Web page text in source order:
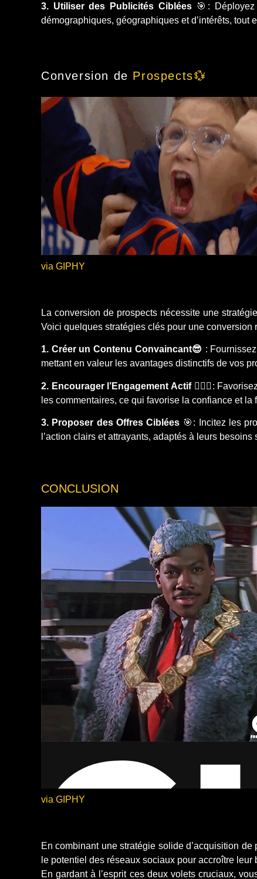
3. Utiliser des Publicités Ciblées🎯: Déployez
démographiques, géographiques et d’intérêts,
Conversion de Prospects💱
via GIPHY
La conversion de prospects nécessite une
Voici quelques stratégies clés pour une
1. Créer un Contenu Convaincant😎 :
mettant en valeur les avantages distinctifs de vos
2. Encourager l’Engagement Actif🏃🏻‍♂️:
les commentaires, ce qui favorise la confiance et
3. Proposer des Offres Ciblées 🎯: Incitez les
l’action clairs et attrayants, adaptés à leurs besoins
CONCLUSION
via GIPHY
En combinant une stratégie solide d’acquisition
le potentiel des réseaux sociaux pour accroître
En gardant à l’esprit ces deux volets cruciaux,